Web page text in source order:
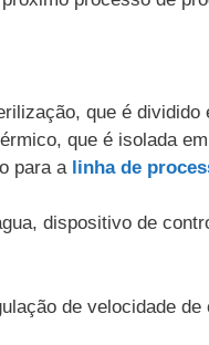
que é
que é isolada
para a linha de
dispositivo de
de velocidade